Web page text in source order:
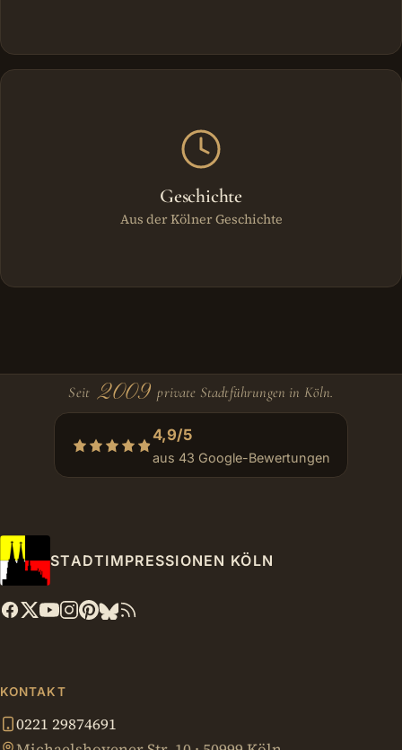
Geschichte
Aus der Kölner Geschichte
Seit 2009 private Stadtführungen in Köln.
4,9/5
aus 43 Google-Bewertungen
STADTIMPRESSIONEN KÖLN
KONTAKT
0221 29874691